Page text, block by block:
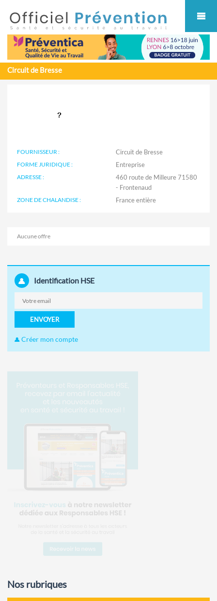
Circuit de Bresse
FOURNISSEUR : Circuit de Bresse
FORME JURIDIQUE : Entreprise
ADRESSE :
460 route de Milleure 71580
- Frontenaud
ZONE DE CHALANDISE :
Aucune offre
Identification HSE
ENVOYER
Créer mon compte
Nos rubriques